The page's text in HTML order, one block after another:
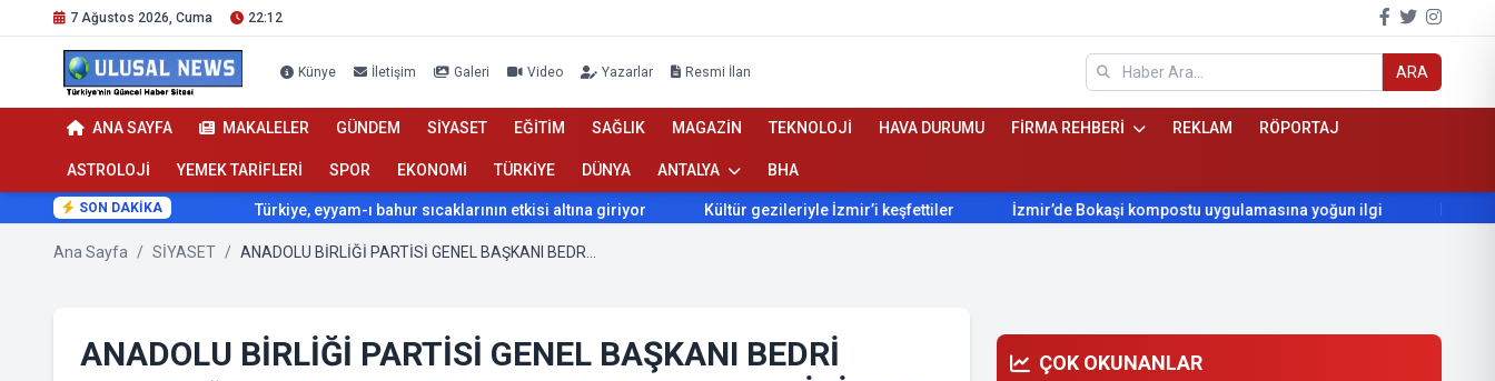
7 Ağustos 2026, Cuma 22:12
Künye İletişim Galeri Video Yazarlar Resmi İlan ARA
ANA SAYFA MAKALELER GÜNDEM SİYASET EĞİTİM SAĞLIK MAGAZİN TEKNOLOJİ HAVA DURUMU FİRMA REHBERİ REKLAM RÖPORTAJ
ASTROLOJİ YEMEK TARİFLERİ SPOR EKONOMİ TÜRKİYE DÜNYA ANTALYA BHA
SON DAKİKA Türkiye, eyyam-ı bahur sıcaklarının etkisi altına giriyor Kültür gezileriyle İzmir’i keşfettiler İzmir’de Bokaşi kompostu uygulamasına yoğun ilgi Beydağ’ın
Ana Sayfa / SİYASET /
ANADOLU BİRLİĞİ PARTİSİ GENEL BAŞKANI BEDRİ
ÇOK OKUNANLAR